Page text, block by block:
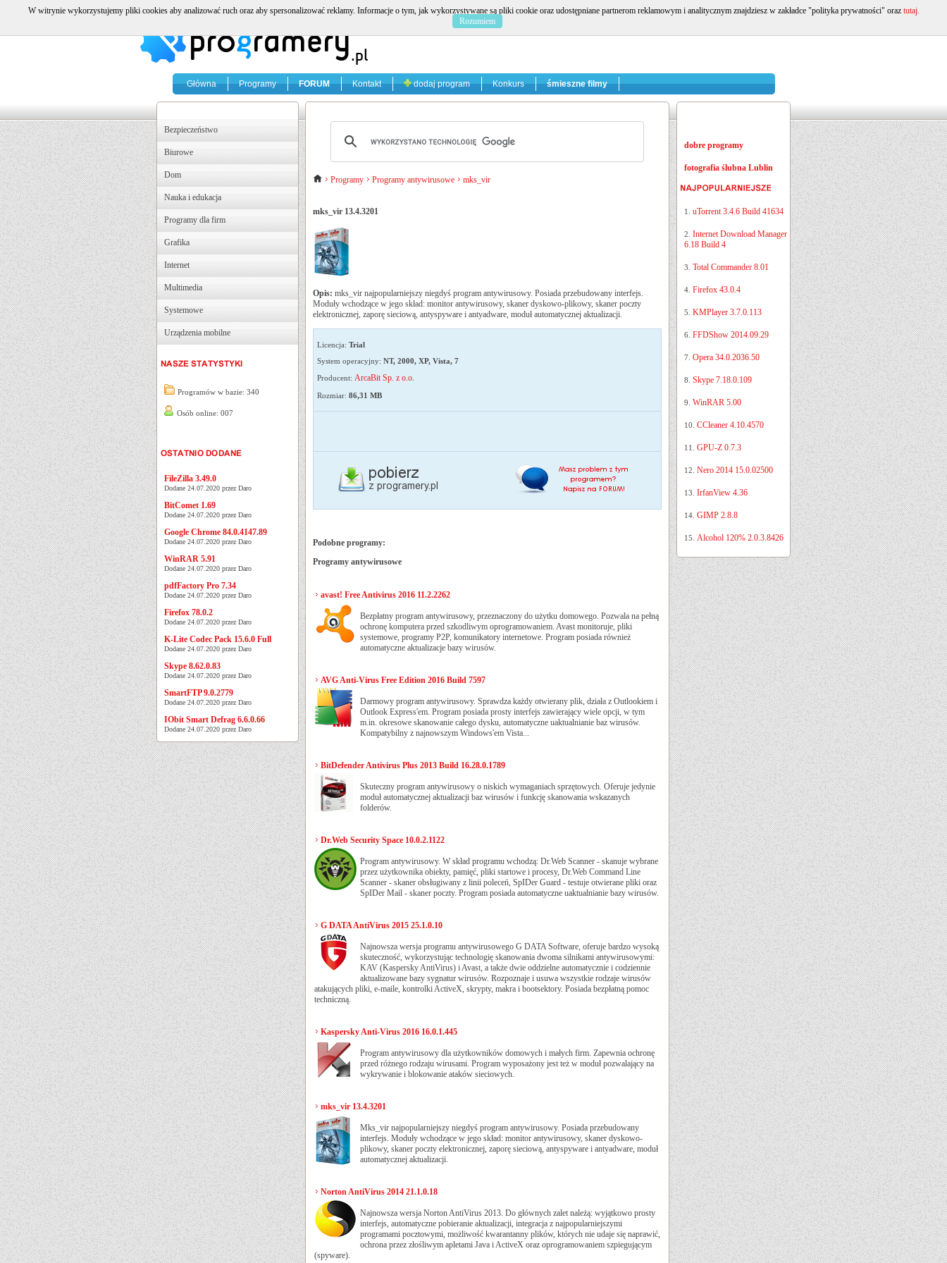
Główna Programy FORUM Kontakt dodaj program Konkurs śmieszne filmy
Bezpieczeństwo
Biurowe
Dom
Nauka i edukacja
Programy dla firm
Grafika
Internet
Multimedia
Systemowe
Urządzenia mobilne
Programów w bazie: 340
Osób online: 007
FileZilla 3.49.0
Dodane 24.07.2020 przez Daro
BitComet 1.69
Dodane 24.07.2020 przez Daro
Google Chrome 84.0.4147.89
Dodane 24.07.2020 przez Daro
WinRAR 5.91
Dodane 24.07.2020 przez Daro
pdfFactory Pro 7.34
Dodane 24.07.2020 przez Daro
Firefox 78.0.2
Dodane 24.07.2020 przez Daro
K-Lite Codec Pack 15.6.0 Full
Dodane 24.07.2020 przez Daro
Skype 8.62.0.83
Dodane 24.07.2020 przez Daro
SmartFTP 9.0.2779
Dodane 24.07.2020 przez Daro
IObit Smart Defrag 6.6.0.66
Dodane 24.07.2020 przez Daro
Programy Programy antywirusowe mks_vir
mks_vir 13.4.3201
Opis: mks_vir najpopularniejszy niegdyś program antywirusowy. Posiada przebudowany interfejs.
Moduły wchodzące w jego skład: monitor antywirusowy, skaner dyskowo-plikowy, skaner poczty
elektronicznej, zaporę sieciową, antyspyware i antyadware, moduł automatycznej aktualizacji.
Licencja: Trial
System operacyjny: NT, 2000, XP, Vista, 7
Producent: ArcaBit Sp. z o.o.
Rozmiar: 86,31 MB
Podobne programy:
Programy antywirusowe
avast! Free Antivirus 2016 11.2.2262
Bezpłatny program antywirusowy, przeznaczony do użytku domowego. Pozwala na pełną
ochronę komputera przed szkodliwym oprogramowaniem. Avast monitoruje, pliki
systemowe, programy P2P, komunikatory internetowe. Program posiada również
automatyczne aktualizacje bazy wirusów.
AVG Anti-Virus Free Edition 2016 Build 7597
Darmowy program antywirusowy. Sprawdza każdy otwierany plik, działa z Outlookiem i
Outlook Express'em. Program posiada prosty interfejs zawierający wiele opcji, w tym
m.in. okresowe skanowanie całego dysku, automatyczne uaktualnianie baz wirusów.
Kompatybilny z najnowszym Windows'em Vista...
BitDefender Antivirus Plus 2013 Build 16.28.0.1789
Skuteczny program antywirusowy o niskich wymaganiach sprzętowych. Oferuje jedynie
moduł automatycznej aktualizacji baz wirusów i funkcję skanowania wskazanych
folderów.
Dr.Web Security Space 10.0.2.1122
Program antywirusowy. W skład programu wchodzą: Dr.Web Scanner - skanuje wybrane
przez użytkownika obiekty, pamięć, pliki startowe i procesy, Dr.Web Command Line
Scanner - skaner obsługiwany z linii poleceń, SpIDer Guard - testuje otwierane pliki oraz
SpIDer Mail - skaner poczty. Program posiada automatyczne uaktualnianie bazy wirusów.
G DATA AntiVirus 2015 25.1.0.10
Najnowsza wersja programu antywirusowego G DATA Software, oferuje bardzo wysoką
skuteczność, wykorzystując technologię skanowania dwoma silnikami antywirusowymi:
KAV (Kaspersky AntiVirus) i Avast, a także dwie oddzielne automatycznie i codziennie
aktualizowane bazy sygnatur wirusów. Rozpoznaje i usuwa wszystkie rodzaje wirusów
atakujących pliki, e-maile, kontrolki ActiveX, skrypty, makra i bootsektory. Posiada bezpłatną pomoc
techniczną.
Kaspersky Anti-Virus 2016 16.0.1.445
Program antywirusowy dla użytkowników domowych i małych firm. Zapewnia ochronę
przed różnego rodzaju wirusami. Program wyposażony jest też w moduł pozwalający na
wykrywanie i blokowanie ataków sieciowych.
mks_vir 13.4.3201
Mks_vir najpopularniejszy niegdyś program antywirusowy. Posiada przebudowany
interfejs. Moduły wchodzące w jego skład: monitor antywirusowy, skaner dyskowo-
plikowy, skaner poczty elektronicznej, zaporę sieciową, antyspyware i antyadware, moduł
automatycznej aktualizacji.
Norton AntiVirus 2014 21.1.0.18
Najnowsza wersja Norton AntiVirus 2013. Do głównych zalet należą: wyjątkowo prosty
interfejs, automatyczne pobieranie aktualizacji, integracja z najpopularniejszymi
programami pocztowymi, możliwość kwarantanny plików, których nie udaje się naprawić,
ochrona przez złośliwym apletami Java i ActiveX oraz oprogramowaniem szpiegującym
(spyware).
dobre programy
fotografia ślubna Lublin
1. uTorrent 3.4.6 Build 41634
2. Internet Download Manager
6.18 Build 4
3. Total Commander 8.01
4. Firefox 43.0.4
5. KMPlayer 3.7.0.113
6. FFDShow 2014.09.29
7. Opera 34.0.2036.50
8. Skype 7.18.0.109
9. WinRAR 5.00
10. CCleaner 4.10.4570
11. GPU-Z 0.7.3
12. Nero 2014 15.0.02500
13. IrfanView 4.36
14. GIMP 2.8.8
15. Alcohol 120% 2.0.3.8426
W witrynie wykorzystujemy pliki cookies aby analizować ruch oraz aby spersonalizować reklamy. Informacje o tym, jak wykorzystywane są pliki cookie oraz udostępniane partnerom reklamowym i analitycznym znajdziesz w zakładce "polityka prywatności" oraz tutaj.
Rozumiem